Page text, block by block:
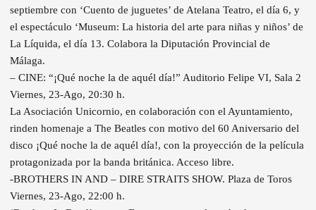
septiembre con ‘Cuento de juguetes’ de Atelana Teatro, el día 6, y
el espectáculo ‘Museum: La historia del arte para niñas y niños’ de
La Líquida, el día 13. Colabora la Diputación Provincial de
Málaga.
– CINE: “¡Qué noche la de aquél día!” Auditorio Felipe VI, Sala 2
Viernes, 23-Ago, 20:30 h.
La Asociación Unicornio, en colaboración con el Ayuntamiento,
rinden homenaje a The Beatles con motivo del 60 Aniversario del
disco ¡Qué noche la de aquél día!, con la proyección de la película
protagonizada por la banda británica. Acceso libre.
-BROTHERS IN AND – DIRE STRAITS SHOW. Plaza de Toros
Viernes, 23-Ago, 22:00 h.